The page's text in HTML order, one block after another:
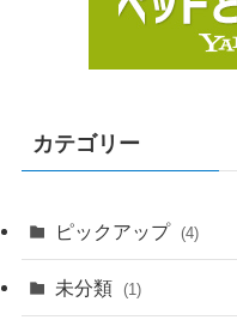
カテゴリー
ピックアップ (4)
未分類 (1)